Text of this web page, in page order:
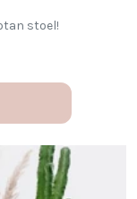
stoel!